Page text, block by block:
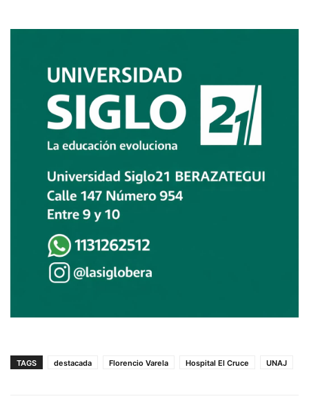
TAGS destacada Florencio Varela Hospital El Cruce UNAJ